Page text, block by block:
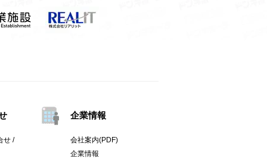
せ /
企業情報
会社案内(PDF)
企業情報